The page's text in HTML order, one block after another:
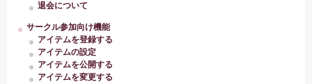
退会について
サークル参加向け機能
アイテムを登録する
アイテムの設定
アイテムを公開する
アイテムを変更する